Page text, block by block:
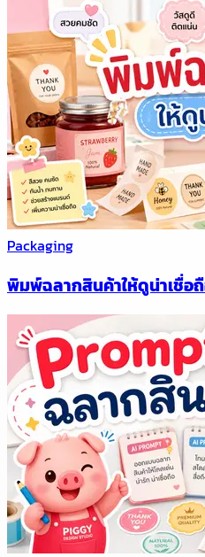
Packaging
พิมพ์ฉลากสินค้าให้ดูน่าเชื่อถื